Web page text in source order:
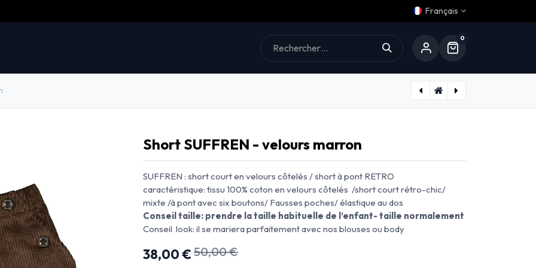
Français
Aide
0
Short SUFFREN - velours marron
SUFFREN : short court en velours côtelés / short à pont RETRO
caractéristique: tissu 100% coton en velours côtelés /short court rétro-chic/
mixte /à pont avec six boutons/ Fausses poches/ élastique au dos
Conseil taille: prendre la taille habituelle de l’enfant- taille normalement
Conseil look: il se mariera parfaitement avec nos blouses ou body
38,00€50,00€